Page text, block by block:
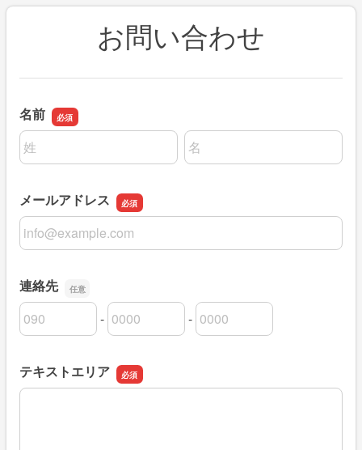
お問い合わせ
名前
名前の姓
名前の名
メールアドレス
メールアドレス
連絡先
連絡先の市外局番
-
連絡先の市内局番 -
連絡先の加入者番号
テキストエリア
テキストエリア